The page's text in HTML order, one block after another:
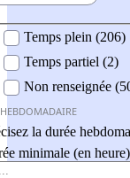
Temps plein (206)
Temps partiel (2)
Non renseignée
la durée
minimale (en heure)